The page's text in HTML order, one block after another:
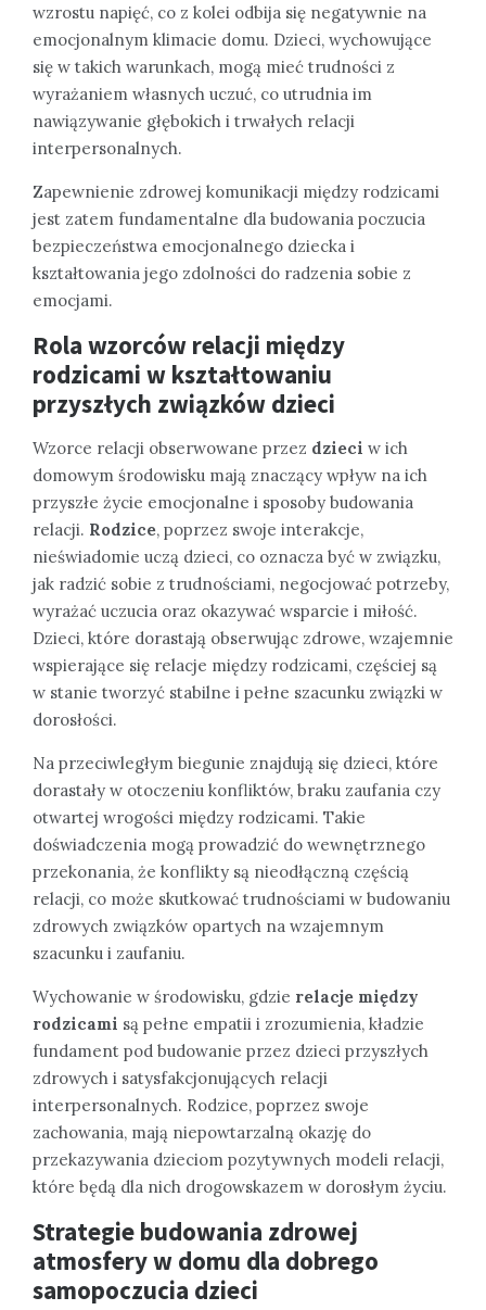
wzrostu napięć, co z kolei odbija się negatywnie na
emocjonalnym klimacie domu. Dzieci, wychowujące
się w takich warunkach, mogą mieć trudności z
wyrażaniem własnych uczuć, co utrudnia im
nawiązywanie głębokich i trwałych relacji
interpersonalnych.
Zapewnienie zdrowej komunikacji między rodzicami
jest zatem fundamentalne dla budowania poczucia
bezpieczeństwa emocjonalnego dziecka i
kształtowania jego zdolności do radzenia sobie z
emocjami.
Rola wzorców relacji między
rodzicami w kształtowaniu
przyszłych związków dzieci
Wzorce relacji obserwowane przez dzieci w ich
domowym środowisku mają znaczący wpływ na ich
przyszłe życie emocjonalne i sposoby budowania
relacji. Rodzice, poprzez swoje interakcje,
nieświadomie uczą dzieci, co oznacza być w związku,
jak radzić sobie z trudnościami, negocjować potrzeby,
wyrażać uczucia oraz okazywać wsparcie i miłość.
Dzieci, które dorastają obserwując zdrowe, wzajemnie
wspierające się relacje między rodzicami, częściej są
w stanie tworzyć stabilne i pełne szacunku związki w
dorosłości.
Na przeciwległym biegunie znajdują się dzieci, które
dorastały w otoczeniu konfliktów, braku zaufania czy
otwartej wrogości między rodzicami. Takie
doświadczenia mogą prowadzić do wewnętrznego
przekonania, że konflikty są nieodłączną częścią
relacji, co może skutkować trudnościami w budowaniu
zdrowych związków opartych na wzajemnym
szacunku i zaufaniu.
Wychowanie w środowisku, gdzie relacje między
rodzicami są pełne empatii i zrozumienia, kładzie
fundament pod budowanie przez dzieci przyszłych
zdrowych i satysfakcjonujących relacji
interpersonalnych. Rodzice, poprzez swoje
zachowania, mają niepowtarzalną okazję do
przekazywania dzieciom pozytywnych modeli relacji,
które będą dla nich drogowskazem w dorosłym życiu.
Strategie budowania zdrowej
atmosfery w domu dla dobrego
samopoczucia dzieci